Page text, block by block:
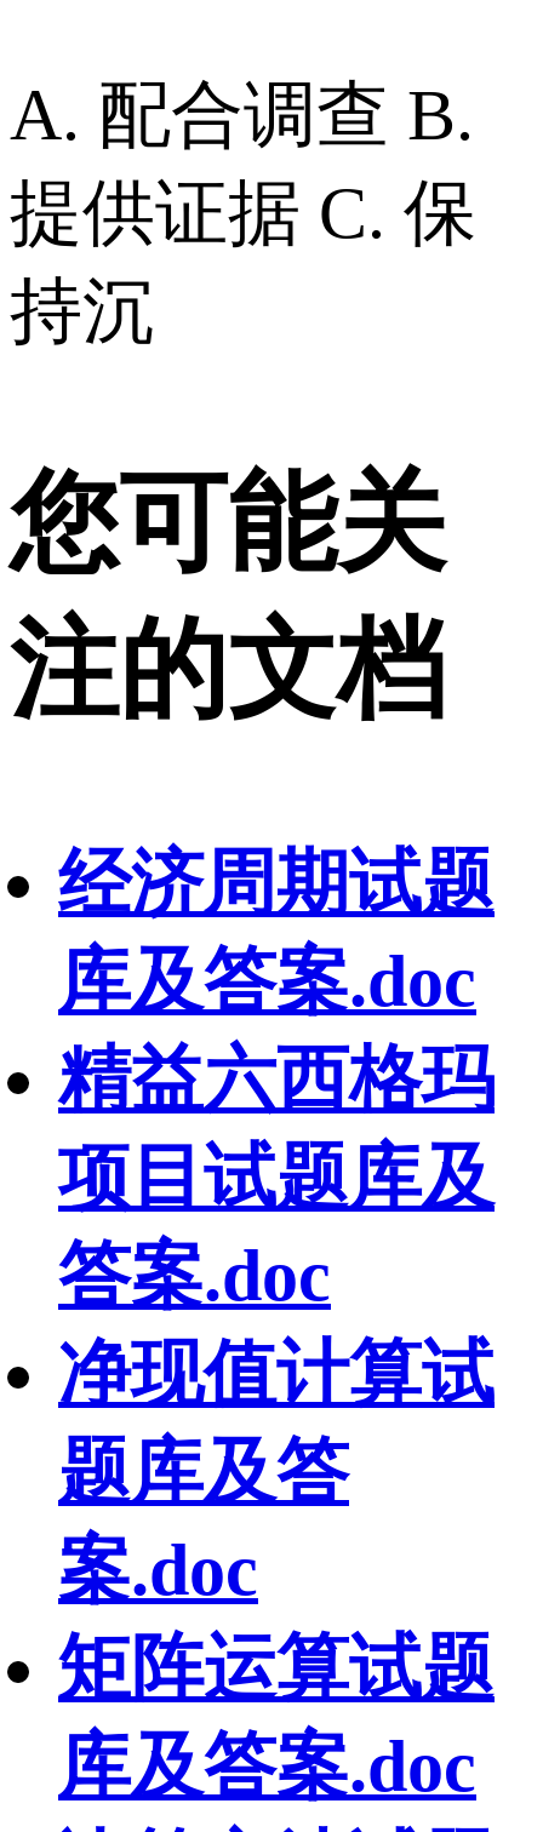
A. 配合调查 B.
提供证据 C. 保
持沉
您可能关
注的文档
经济周期试题
库及答案.doc
精益六西格玛
项目试题库及
答案.doc
净现值计算试
题库及答
案.doc
矩阵运算试题
库及答案.doc